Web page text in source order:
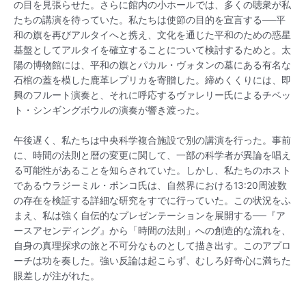
の目を見張らせた。さらに館内の小ホールでは、多くの聴衆が私
たちの講演を待っていた。私たちは使節の目的を宣言する──平
和の旗を再びアルタイへと携え、文化を通じた平和のための惑星
基盤としてアルタイを確立することについて検討するためと。太
陽の博物館には、平和の旗とパカル・ヴォタンの墓にある有名な
石棺の蓋を模した鹿革レプリカを寄贈した。締めくくりには、即
興のフルート演奏と、それに呼応するヴァレリー氏によるチベッ
ト・シンギングボウルの演奏が響き渡った。
午後遅く、私たちは中央科学複合施設で別の講演を行った。事前
に、時間の法則と暦の変更に関して、一部の科学者が異論を唱え
る可能性があることを知らされていた。しかし、私たちのホスト
であるウラジーミル・ポンコ氏は、自然界における13:20周波数
の存在を検証する詳細な研究をすでに行っていた。この状況をふ
まえ、私は強く自伝的なプレゼンテーションを展開する──『ア
ースアセンディング』から「時間の法則」への創造的な流れを、
自身の真理探求の旅と不可分なものとして描き出す。このアプロ
ーチは功を奏した。強い反論は起こらず、むしろ好奇心に満ちた
眼差しが注がれた。